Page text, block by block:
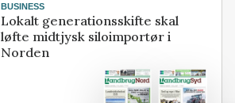
BUSINESS
Lokalt generationsskifte skal
løfte midtjysk siloimportør i
Norden